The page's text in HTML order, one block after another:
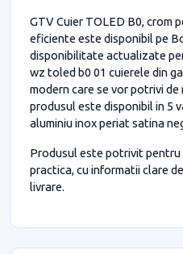
GTV Cuier TOLED B0, crom
eficiente este disponibil pe
disponibilitate actualizate
wz toled b0 01 cuierele din
modern care se vor potrivi
produsul este disponibil in 5
aluminiu inox periat satina
Produsul este potrivit
practica, cu informatii clare
livrare.